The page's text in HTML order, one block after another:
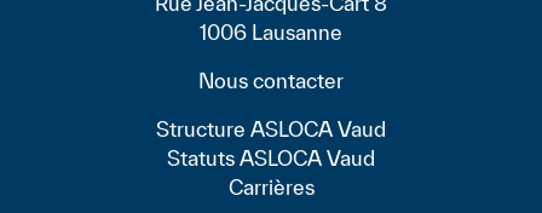
1006 Lausanne
Nous contacter
Structure ASLOCA Vaud
Statuts ASLOCA Vaud
Carrières